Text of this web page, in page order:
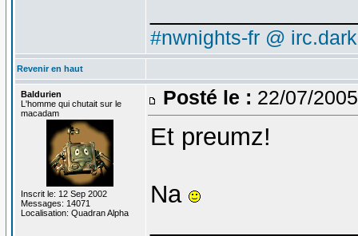
#nwnights-fr @
Revenir en haut
Baldurien
L'homme qui chutait sur le
macadam
Inscrit le: 12 Sep 2002
Messages: 14071
Localisation: Quadran Alpha
Posté le : 22/07/
Et preumz!
Na